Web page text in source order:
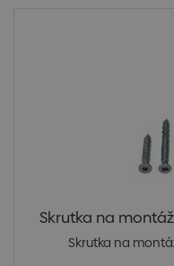
Skrutka na
Skrutka na